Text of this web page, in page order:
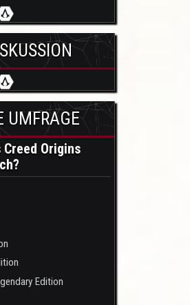
UMFRAGE
Origins
Edition